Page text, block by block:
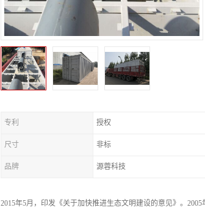
专利 授权
尺寸 非标
品牌 源蓉科技
2015年5月，印发《关于加快推进生态文明建设的意见》。